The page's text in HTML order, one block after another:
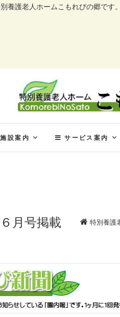
養護老人ホームこもれびの郷です。
特別養護
施設案内 サービス案内
月号掲載 特別養護